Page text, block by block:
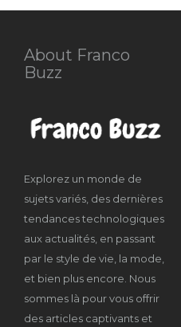
About Franco
Buzz
Explorez un monde de
sujets variés, des dernières
tendances technologiques
aux actualités, en passant
par le style de vie, la mode,
et bien plus encore. Nous
sommes là pour vous offrir
des articles captivants et